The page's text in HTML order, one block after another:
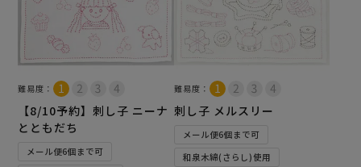
難易度：
【8/10予約】刺し子 ニーナ
とともだち
メール便6個まで可
難易度：
刺し子 メルスリー
メール便6個まで可
和泉木綿(さらし)使用